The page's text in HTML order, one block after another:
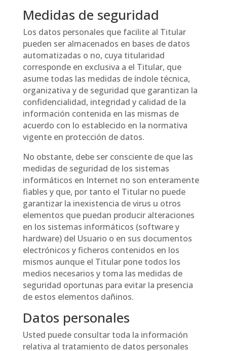
Medidas de seguridad
Los datos personales que facilite al Titular
pueden ser almacenados en bases de datos
automatizadas o no, cuya titularidad
corresponde en exclusiva a el Titular, que
asume todas las medidas de índole técnica,
organizativa y de seguridad que garantizan la
confidencialidad, integridad y calidad de la
información contenida en las mismas de
acuerdo con lo establecido en la normativa
vigente en protección de datos.
No obstante, debe ser consciente de que las
medidas de seguridad de los sistemas
informáticos en Internet no son enteramente
fiables y que, por tanto el Titular no puede
garantizar la inexistencia de virus u otros
elementos que puedan producir alteraciones
en los sistemas informáticos (software y
hardware) del Usuario o en sus documentos
electrónicos y ficheros contenidos en los
mismos aunque el Titular pone todos los
medios necesarios y toma las medidas de
seguridad oportunas para evitar la presencia
de estos elementos dañinos.
Datos personales
Usted puede consultar toda la información
relativa al tratamiento de datos personales